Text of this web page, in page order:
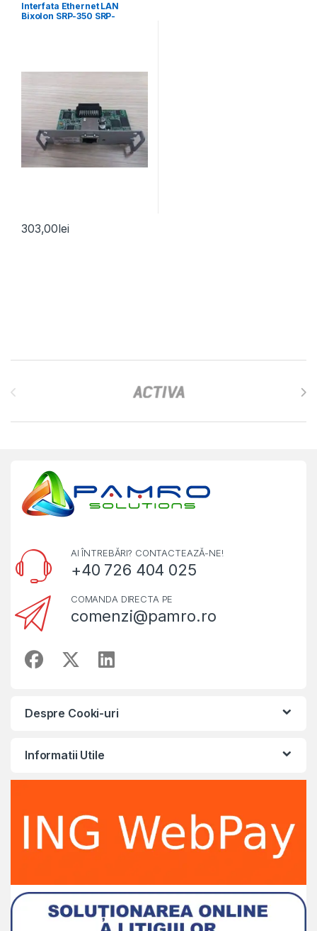
Interfata Ethernet LAN
Bixolon SRP-350 SRP-
303,00lei
AI ÎNTREBĂRI? CONTACTEAZĂ-NE!
+40 726 404 025
COMANDA DIRECTA PE
comenzi@pamro.ro
Despre Cooki-uri
Informatii Utile